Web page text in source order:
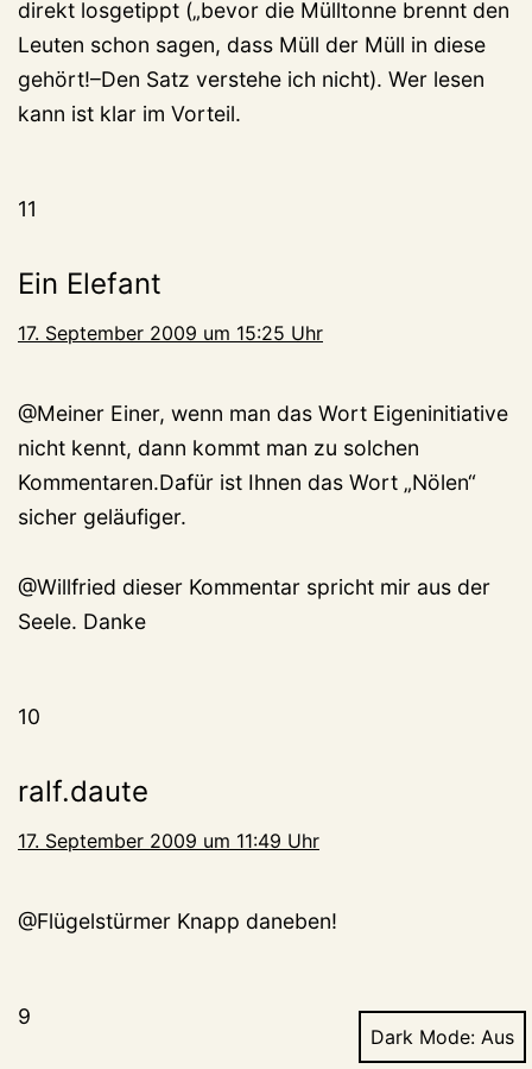
direkt losgetippt („bevor die Mülltonne brennt den
Leuten schon sagen, dass Müll der Müll in diese
gehört!–Den Satz verstehe ich nicht). Wer lesen
kann ist klar im Vorteil.
11
Ein Elefant
17. September 2009 um 15:25 Uhr
@Meiner Einer, wenn man das Wort Eigeninitiative
nicht kennt, dann kommt man zu solchen
Kommentaren.Dafür ist Ihnen das Wort „Nölen“
sicher geläufiger.
@Willfried dieser Kommentar spricht mir aus der
Seele. Danke
10
ralf.daute
17. September 2009 um 11:49 Uhr
@Flügelstürmer Knapp daneben!
9
Dark Mode: